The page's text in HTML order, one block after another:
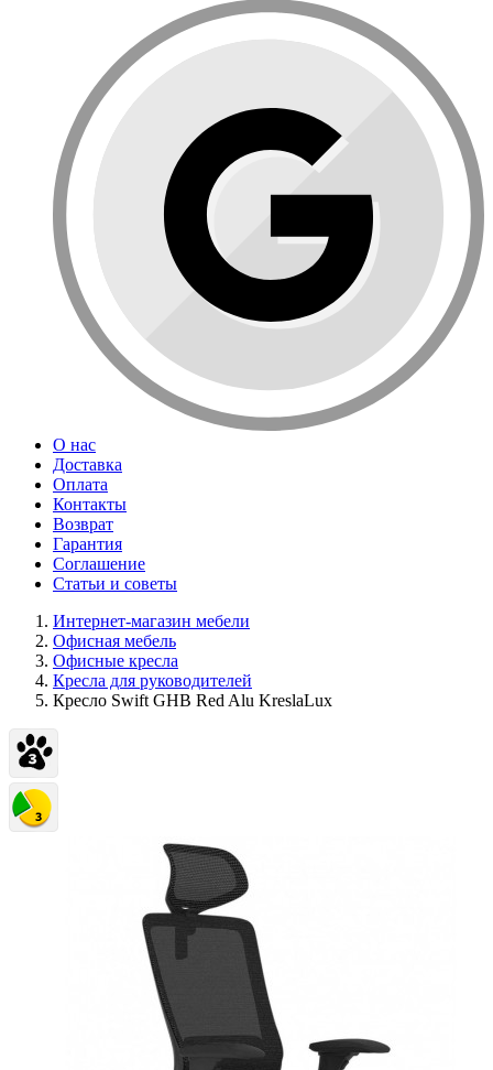
О нас
Доставка
Оплата
Контакты
Возврат
Гарантия
Соглашение
Статьи и советы
Интернет-магазин мебели
Офисная мебель
Офисные кресла
Кресла для руководителей
Кресло Swift GHB Red Alu KreslaLux